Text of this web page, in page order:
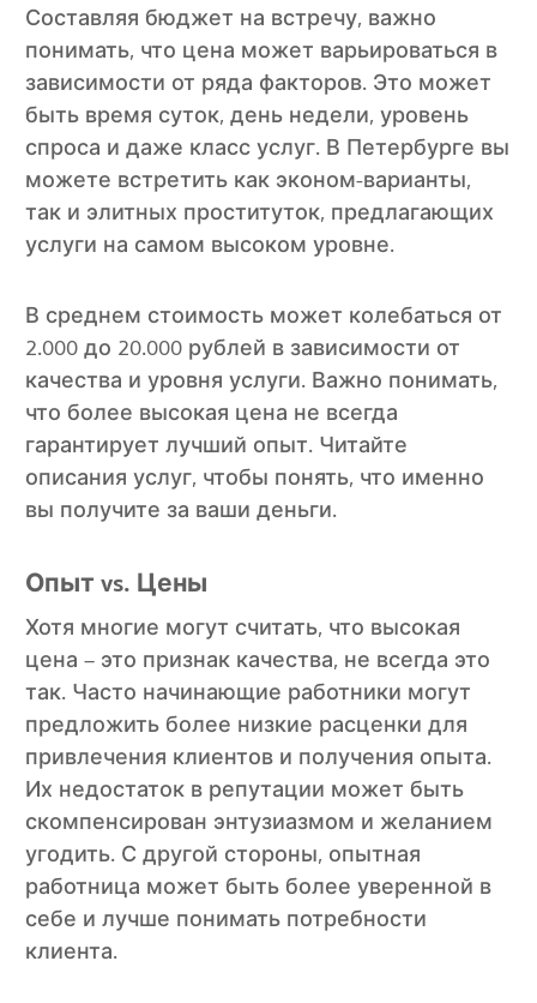
Составляя бюджет на встречу, важно
понимать, что цена может варьироваться в
зависимости от ряда факторов. Это может
быть время суток, день недели, уровень
спроса и даже класс услуг. В Петербурге вы
можете встретить как эконом-варианты,
так и элитных проституток, предлагающих
услуги на самом высоком уровне.
В среднем стоимость может колебаться от
2.000 до 20.000 рублей в зависимости от
качества и уровня услуги. Важно понимать,
что более высокая цена не всегда
гарантирует лучший опыт. Читайте
описания услуг, чтобы понять, что именно
вы получите за ваши деньги.
Опыт vs. Цены
Хотя многие могут считать, что высокая
цена – это признак качества, не всегда это
так. Часто начинающие работники могут
предложить более низкие расценки для
привлечения клиентов и получения опыта.
Их недостаток в репутации может быть
скомпенсирован энтузиазмом и желанием
угодить. С другой стороны, опытная
работница может быть более уверенной в
себе и лучше понимать потребности
клиента.